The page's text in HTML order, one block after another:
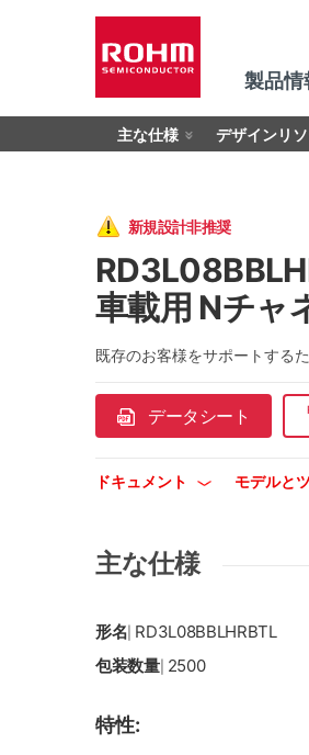
製品情
主な仕様 デザインリ
新規設計非推奨
車載用 Nチャ
既存のお客様をサポートする
データシート
ドキュメント モデルと
主な仕様
形名 RD3L08BBLHRBTL
包装数量| 2500
特性: